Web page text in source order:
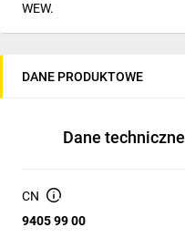
WEW.
DANE PRODUKTOWE
Dane techniczne
CN
9405 99 00